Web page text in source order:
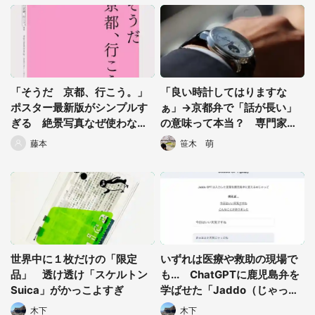
「そうだ 京都、行こう。」
ポスター最新版がシンプルす
ぎる 絶景写真なぜ使わな
い？JR東海に聞く
藤本
「良い時計してはりますな
ぁ」→京都弁で「話が長い」
の意味って本当？ 専門家に
聞いてみた
笹木 萌
世界中に１枚だけの「限定
品」 透け透け「スケルトン
Suica」がかっこよすぎ
木下
いずれは医療や救助の現場で
も... ChatGPTに鹿児島弁を
学ばせた「Jaddo（じゃっ
ど）GPT」に作者が込めた思
木下